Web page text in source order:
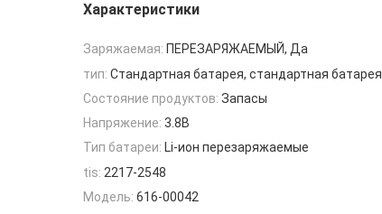
Характеристики
Заряжаемая: ПЕРЕЗАРЯЖАЕМЫЙ, Да
тип: Стандартная батарея, стандартная батарея
Состояние продуктов: Запасы
Напряжение: 3.8В
Тип батареи: Li-ион перезаряжаемые
tis: 2217-2548
Модель: 616-00042